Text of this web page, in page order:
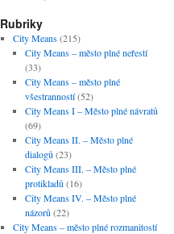
Rubriky
City Means(215)
City Means – město plné neřestí
(33)
City Means – město plné
všestranností(52)
City Means I – Město plné návratů
(69)
City Means II. – Město plné
dialogů (23)
City Means III. – Město plné
protikladů (16)
City Means IV. – Město plné
názorů (22)
City Means – město plné rozmanitostí